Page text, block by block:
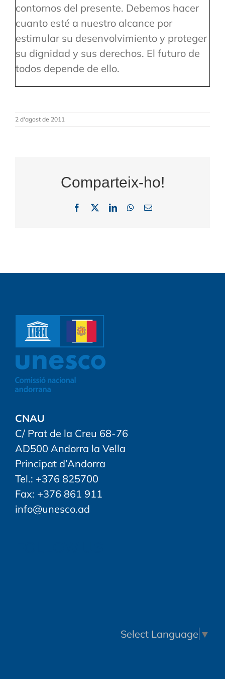
contornos del presente. Debemos hacer
cuanto esté a nuestro alcance por
estimular su desenvolvimiento y proteger
su dignidad y sus derechos. El futuro de
todos depende de ello.
2 d'agost de 2011
Comparteix-ho!
Facebook LinkedInWhatsApp
Email:
CNAU
C/ Prat de la Creu 68-76
AD500 Andorra la Vella
Principat d’Andorra
Tel.: +376 825700
Fax: +376 861 911
info@unesco.ad
Select Language ▼